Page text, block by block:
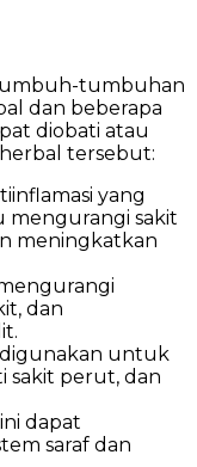
tumbuhan
dan beberapa
diobati atau
tersebut:
yang
mengurangi sakit
meningkatkan
dan
untuk
sakit perut, dan
dapat
saraf dan